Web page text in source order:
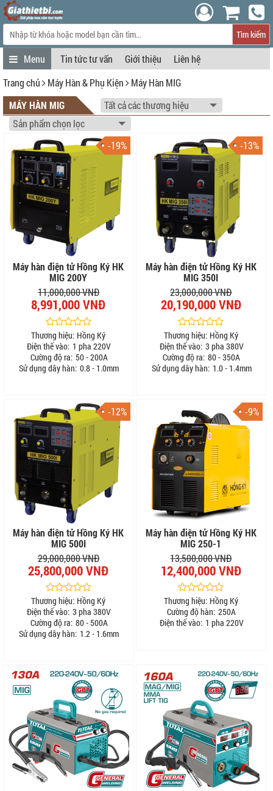
Tìm kiếm
Tin tức tư vấn Giới thiệu
Liên hệ
Trang chủ
Máy Hàn & Phụ Kiện
Máy Hàn MIG
MÁY HÀN MIG
-19%
Máy hàn điện tử Hồng Ký HK
MIG 200Y
11,000,000 VNĐ
8,991,000 VNĐ
Thương hiệu: Hồng Ký
Điện thế vào: 1 pha 220V
Cường độ ra: 50 - 200A
Sử dụng dây hàn: 0.8 - 1.0mm
-13%
Máy hàn điện tử Hồng Ký HK
MIG 350I
23,000,000 VNĐ
20,190,000 VNĐ
Thương hiệu: Hồng Ký
Điện thế vào: 3 pha 380V
Cường độ ra: 80 - 350A
Sử dụng dây hàn: 1.0 - 1.4mm
-12%
Máy hàn điện tử Hồng Ký HK
MIG 500I
29,000,000 VNĐ
25,800,000 VNĐ
Thương hiệu: Hồng Ký
Điện thế vào: 3 pha 380V
Cường độ ra: 80 - 500A
Sử dụng dây hàn: 1.2 - 1.6mm
-9%
Máy hàn điện tử Hồng Ký HK
MIG 250-1
13,500,000 VNĐ
12,400,000 VNĐ
Thương hiệu: Hồng Ký
Cường độ hàn: 250A
Điện thế vào: 1 pha 220V